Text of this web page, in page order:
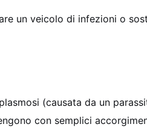
un veicolo di infezioni o
(causata da un
con semplici